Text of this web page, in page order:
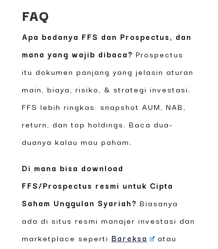
FAQ
Apa bedanya FFS dan Prospectus, dan
mana yang wajib dibaca? Prospectus
itu dokumen panjang yang jelasin aturan
main, biaya, risiko, & strategi investasi.
FFS lebih ringkas: snapshot AUM, NAB,
return, dan top holdings. Baca dua-
duanya kalau mau paham.
Di mana bisa download
FFS/Prospectus resmi untuk Cipta
Saham Unggulan Syariah? Biasanya
ada di situs resmi manajer investasi dan
marketplace seperti Bareksa atau